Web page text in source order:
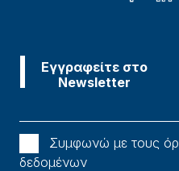
Συμφωνώ με τους
δεδομένων